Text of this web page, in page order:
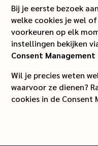
Bij je eerste bezoek
welke cookies je wel
voorkeuren op elk
instellingen bekijken
Consent
Wil je precies weten
waarvoor ze dienen?
cookies in de Consent